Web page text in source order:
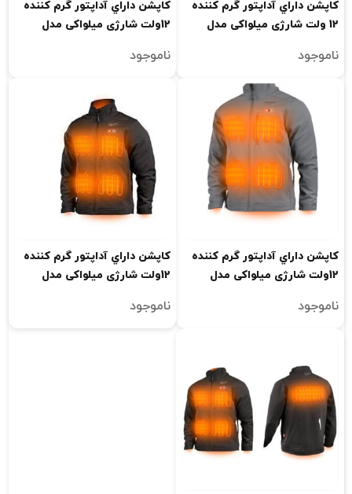
کاپشن داراي آداپتور گرم کننده
12 ولت شارژی میلواکی مدل
ناموجود
کاپشن داراي آداپتور گرم کننده
12ولت شارژی میلواکی مدل
ناموجود
کاپشن داراي آداپتور گرم کننده
12ولت شارژی میلواکی مدل
ناموجود
کاپشن داراي آداپتور گرم کننده
12ولت شارژی میلواکی مدل
ناموجود